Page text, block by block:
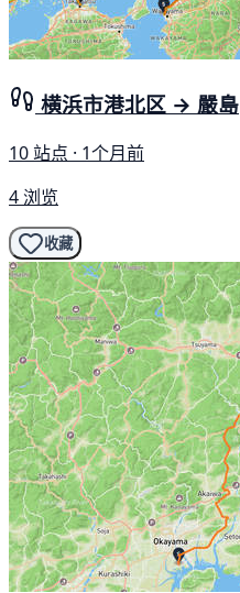
横浜市港北区 → 嚴島
10 站点 · 1个月前
4 浏览
收藏